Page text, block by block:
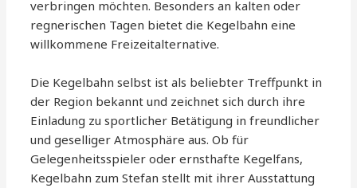
verbringen möchten. Besonders an kalten oder
regnerischen Tagen bietet die Kegelbahn eine
willkommene Freizeitalternative.
Die Kegelbahn selbst ist als beliebter Treffpunkt in
der Region bekannt und zeichnet sich durch ihre
Einladung zu sportlicher Betätigung in freundlicher
und geselliger Atmosphäre aus. Ob für
Gelegenheitsspieler oder ernsthafte Kegelfans,
Kegelbahn zum Stefan stellt mit ihrer Ausstattung